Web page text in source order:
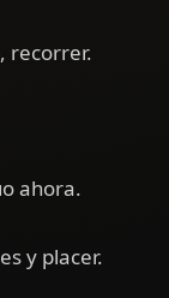
recorrer.
ahora.
y placer.